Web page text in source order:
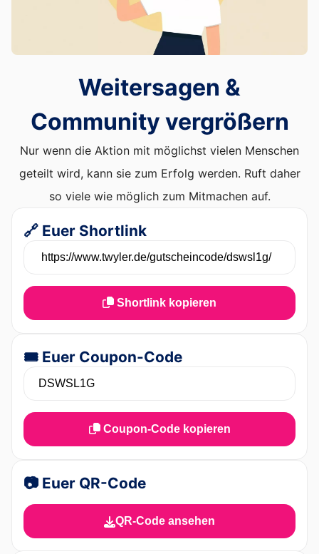
Weitersagen &
Community vergrößern
Nur wenn die Aktion mit möglichst vielen Menschen
geteilt wird, kann sie zum Erfolg werden. Ruft daher
so viele wie möglich zum Mitmachen auf.
🔗 Euer Shortlink
Shortlink kopieren
🎟️ Euer Coupon-Code
Coupon-Code kopieren
📷 Euer QR-Code
QR-Code ansehen